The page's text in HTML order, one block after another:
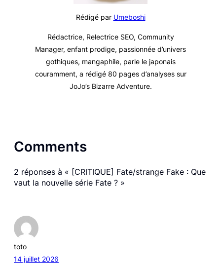
Rédigé par Umeboshi
Rédactrice, Relectrice SEO, Community
Manager, enfant prodige, passionnée d’univers
gothiques, mangaphile, parle le japonais
couramment, a rédigé 80 pages d’analyses sur
JoJo’s Bizarre Adventure.
Comments
2 réponses à « [CRITIQUE] Fate/strange Fake : Que
vaut la nouvelle série Fate ? »
toto
14 juillet 2026